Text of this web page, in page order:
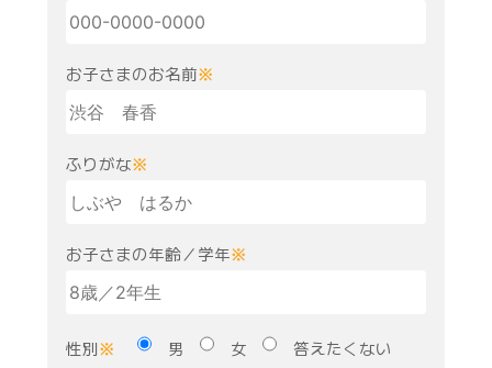
お子さまのお名前※
ふりがな※
お子さまの年齢／学年※
性別※ 男 女 答えたくない